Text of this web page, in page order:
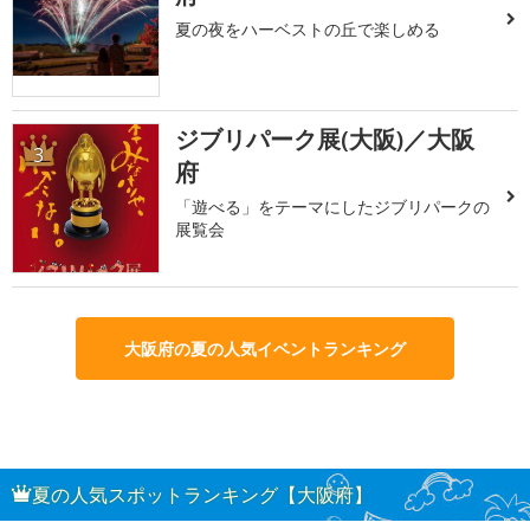
夏の夜をハーベストの丘で楽しめる
3
ジブリパーク展(大阪)／大阪
府
「遊べる」をテーマにしたジブリパークの
展覧会
大阪府の夏の人気イベントランキング
夏の人気スポットランキング【大阪府】